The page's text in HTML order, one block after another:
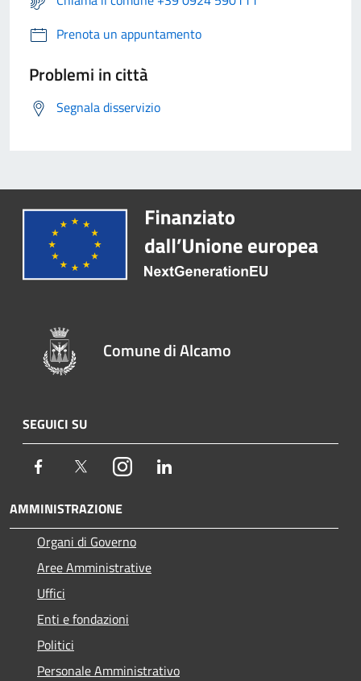
Prenota un appuntamento
Problemi in città
Segnala disservizio
Comune di Alcamo
SEGUICI SU
Facebook TwitterInstagram
AMMINISTRAZIONE
Organi di Governo
Aree Amministrative
Uffici
Enti e fondazioni
Politici
Personale Amministrativo